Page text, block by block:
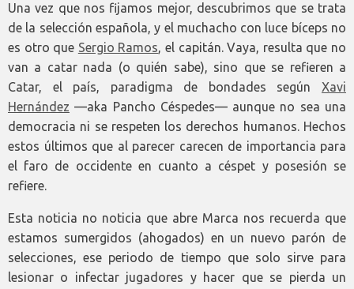
Una vez que nos fijamos mejor, descubrimos que se trata
de la selección española, y el muchacho con luce bíceps no
es otro que Sergio Ramos, el capitán. Vaya, resulta que no
van a catar nada (o quién sabe), sino que se refieren a
Catar, el país, paradigma de bondades según Xavi
Hernández —aka Pancho Céspedes— aunque no sea una
democracia ni se respeten los derechos humanos. Hechos
estos últimos que al parecer carecen de importancia para
el faro de occidente en cuanto a céspet y posesión se
refiere.
Esta noticia no noticia que abre Marca nos recuerda que
estamos sumergidos (ahogados) en un nuevo parón de
selecciones, ese periodo de tiempo que solo sirve para
lesionar o infectar jugadores y hacer que se pierda un